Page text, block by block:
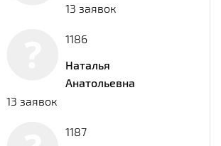
13 заявок
1186
Наталья
Анатольевна
13 заявок
1187